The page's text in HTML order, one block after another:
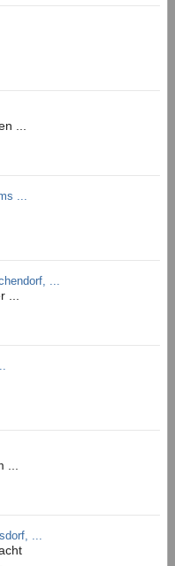
...
...
...
...
...